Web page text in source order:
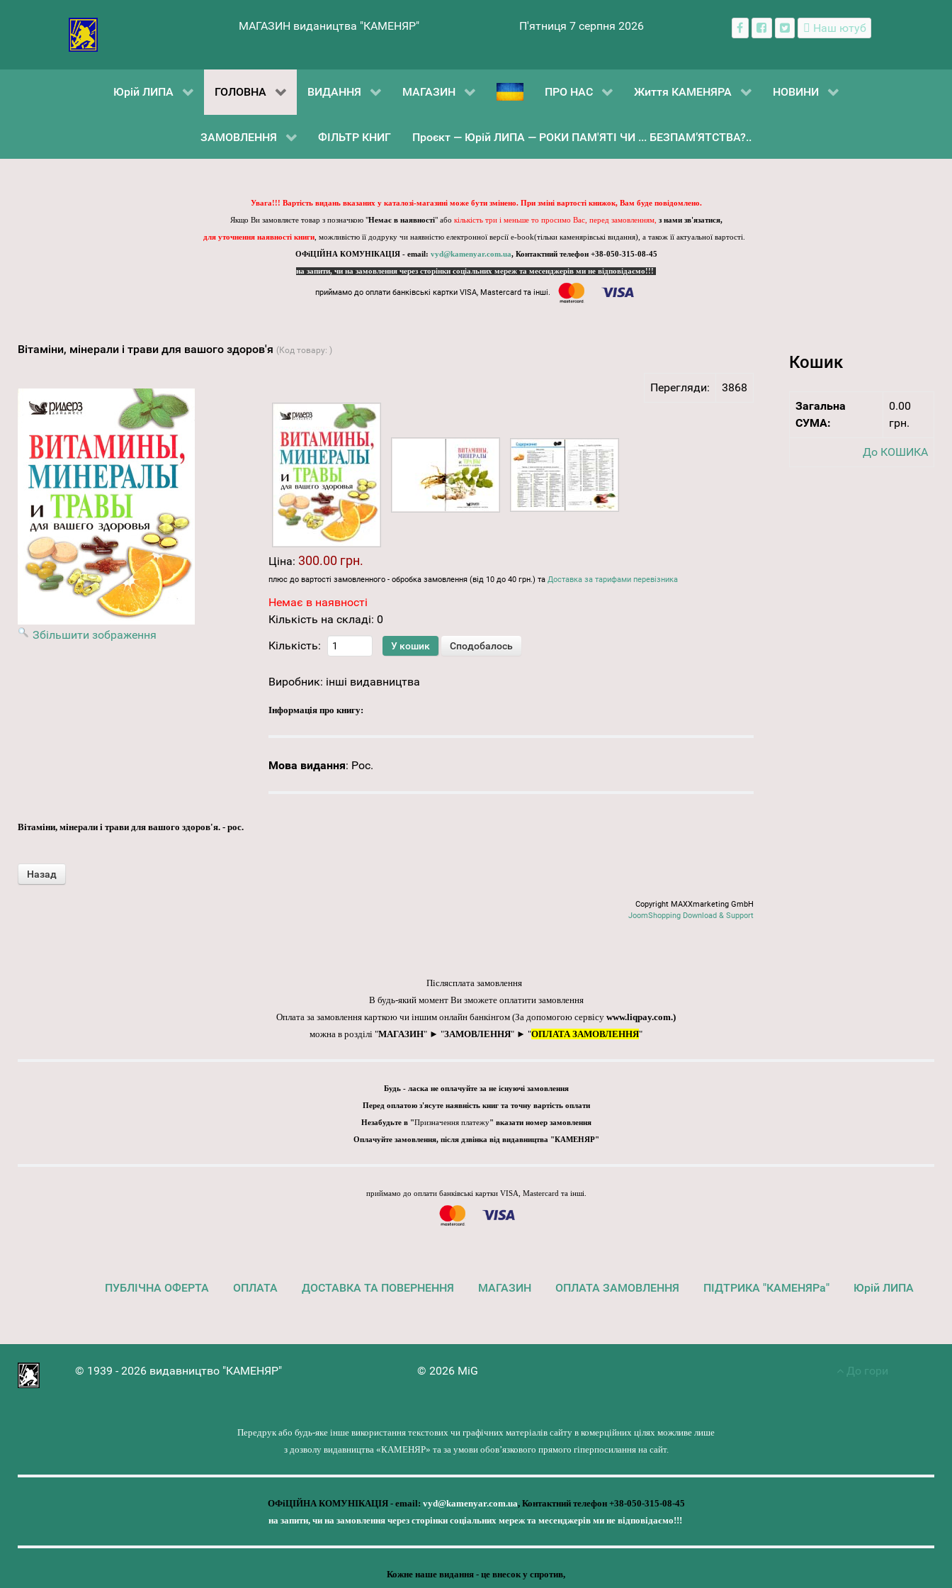
МАГАЗИН видаництва "КАМЕНЯР" П'ятниця 7 серпня 2026 Наш ютуб
Юрій ЛИПА ГОЛОВНА ВИДАННЯ МАГАЗИН ПРО НАС Життя КАМЕНЯРА НОВИНИ
ЗАМОВЛЕННЯ ФІЛЬТР КНИГ Проєкт — Юрій ЛИПА — РОКИ ПАМ'ЯТІ ЧИ ... БЕЗПАМ’ЯТСТВА?..
Увага!!! Вартість видань вказаних у каталозі-магазині може бути змінено. При зміні вартості книжок, Вам буде повідомлено.
Якщо Ви замовляєте товар з позначкою "Немає в наявності" або кількість три і меньше то просимо Вас, перед замовленням, з нами зв'язатися,
для уточнення наявності книги, можливістю її додруку чи наявністю електронної версії e-book(тільки каменярівські видання), а також її актуальної вартості.
ОФіЦІЙНА КОМУНІКАЦІЯ - email: vyd@kamenyar.com.ua, Контактний телефон +38-050-315-08-45
на запити, чи на замовлення через сторінки соціальних мереж та месенджерів ми не відповідаємо!!!
приймамо до оплати банківські картки VISA, Mastercard та інші.
Вітаміни, мінерали і трави для вашого здоров'я (Код товару: )
Перегляди: 3868
Збільшити зображення
Ціна: 300.00 грн.
плюс до вартості замовленного - обробка замовлення (від 10 до 40 грн.) та Доставка за тарифами перевізника
Немає в наявності
Кількість на складі: 0
Кількість:
Виробник: інші видавництва
Інформація про книгу:
Мова видання: Рос.
Вітаміни, мінерали і трави для вашого здоров'я. - рос.
Copyright MAXXmarketing GmbH
JoomShopping Download & Support
Кошик
Загальна
СУМА:
0.00
грн.
До КОШИКА
Післясплата замовлення
В будь-який момент Ви зможете оплатити замовлення
Оплата за замовлення карткою чи іншим онлайн банкінгом (За допомогою сервісу www.liqpay.com.)
можна в розділі "МАГАЗИН" ► "ЗАМОВЛЕННЯ" ► "ОПЛАТА ЗАМОВЛЕННЯ"
Будь - ласка не оплачуйте за не існуючі замовлення
Перед оплатою з'ясуте наявність книг та точну вартість оплати
Незабудьте в "Призначення платежу" вказати номер замовлення
Оплачуйте замовлення, після дзвінка від видавництва "КАМЕНЯР"
приймамо до оплати банківські картки VISA, Mastercard та інші.
ПУБЛІЧНА ОФЕРТА ОПЛАТА ДОСТАВКА ТА ПОВЕРНЕННЯ МАГАЗИН ОПЛАТА ЗАМОВЛЕННЯ ПІДТРИКА "КАМЕНЯРа" Юрій ЛИПА
© 1939 - 2026 видавництво "КАМЕНЯР" © 2026 MiG До гори
Передрук або будь-яке інше використання текстових чи графічних матеріалів сайту в комерційних цілях можливе лише
з дозволу видавництва «КАМЕНЯР» та за умови обов’язкового прямого гіперпосилання на сайт.
ОФіЦІЙНА КОМУНІКАЦІЯ - email: vyd@kamenyar.com.ua, Контактний телефон +38-050-315-08-45
на запити, чи на замовлення через сторінки соціальних мереж та месенджерів ми не відповідаємо!!!
Кожне наше видання - це внесок у спротив,